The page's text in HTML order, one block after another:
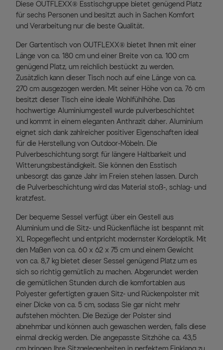
Diese OUTFLEXX® Esstischgruppe bietet genügend Platz
für sechs Personen und besitzt auch in Sachen Komfort
und Verarbeitung nur die beste Qualität.
Der Gartentisch von OUTFLEXX® bietet Ihnen mit einer
Länge von ca. 180 cm und einer Breite von ca. 100 cm
genügend Platz, um reichlich bestückt zu werden.
Zusätzlich kann dieser Tisch noch auf eine Länge von ca.
270 cm ausgezogen werden. Mit seiner Höhe von ca. 76 cm
besitzt dieser Tisch eine ideale Wohlfühlhöhe. Das
hochwertige Aluminiumgestell wurde pulverbeschichtet
und kommt in einem eleganten Anthrazit daher. Aluminium
eignet sich dank zahlreicher positiver Eigenschaften ideal
für die Herstellung von Outdoor-Möbeln. Die
Pulverbeschichtung sorgt für längere Haltbarkeit und
Witterungsbeständigkeit. Sie können den Esstisch
unbesorgt das ganze Jahr im Freien stehen lassen. Durch
die Pulverbeschichtung wird das Material stoß-, schlag- und
kratzfest.
Der bequeme Sessel verfügt über ein Gestell aus
Aluminium und die Sitz- und Rückenfläche ist bespannt mit
XL Ropegeflecht und entpricht modernster Kordeloptik. Mit
den Maßen von ca. 60 x 62 x 75 cm und einem Gewicht
von ca. 8,7 kg bietet dieser Sessel genügend Platz um es
sich so richtig gemütlich zu machen. Abgerundet werden
die gemütlichen Stunden durch die komfortablen aus
Polyester gefertigten grauen Sitz- und Rückenpolster mit
einer Dicke von ca. 5 cm, sodass Sie gar nicht mehr
aufstehen möchten. Die Bezüge der Polster sind
abnehmbar und können auch gewaschen werden, falls diese
einmal dreckig werden. Die angepasste Sitzhöhe ca. 43,5